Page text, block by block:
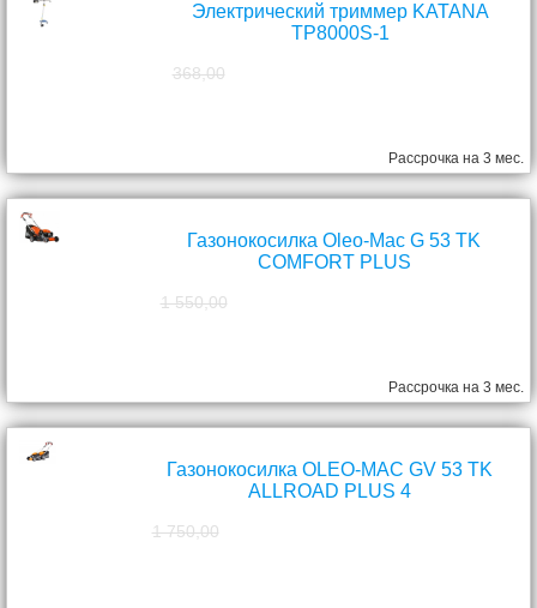
Электрический триммер KATANA
TP8000S-1
368,00
Рассрочка на 3 мес.
Газонокосилка Oleo-Mac G 53 TK
COMFORT PLUS
1 550,00
Рассрочка на 3 мес.
Газонокосилка OLEO-MAC GV 53 TK
ALLROAD PLUS 4
1 750,00